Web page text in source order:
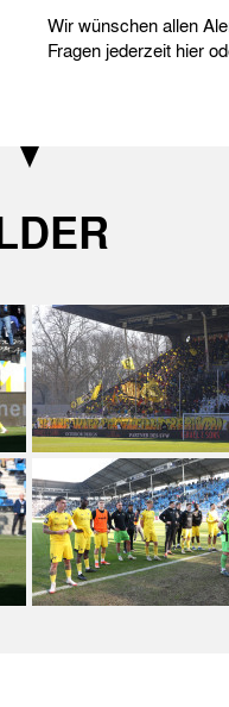
Wir wünschen allen
Fragen jederzeit hier